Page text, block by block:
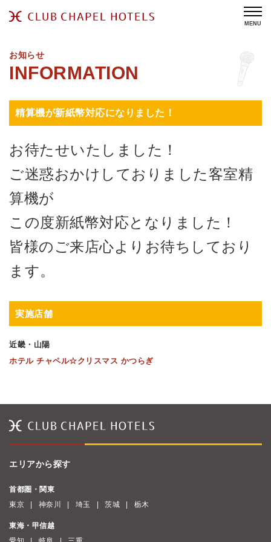
MENU
お知らせ
精算機が新紙幣対応になりました！
お待たせいたしました！
ご迷惑おかけしておりました客室精
算機が
この度新紙幣対応となりました！
皆様のご来店心よりお待ちしており
ます。
実施店舗
近畿・山陽
ホテル チャペル☆クリスマス かつらぎ
エリアから探す
首都圏・関東
東京
神奈川 埼玉 茨城 栃木
東海・甲信越